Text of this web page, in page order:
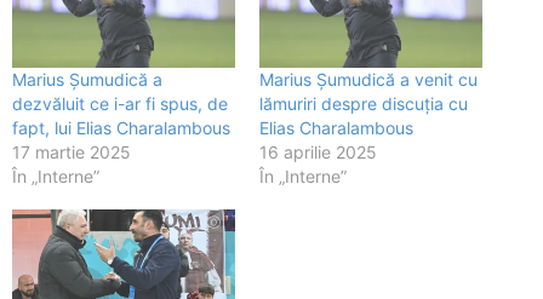
Marius Șumudică a
dezvăluit ce i-ar fi spus, de
fapt, lui Elias Charalambous
17 martie 2025
În „Interne”
Marius Șumudică a venit cu
lămuriri despre discuția cu
Elias Charalambous
16 aprilie 2025
În „Interne”